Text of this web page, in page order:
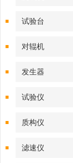
试验台
对辊机
发生器
试验仪
质构仪
滤速仪